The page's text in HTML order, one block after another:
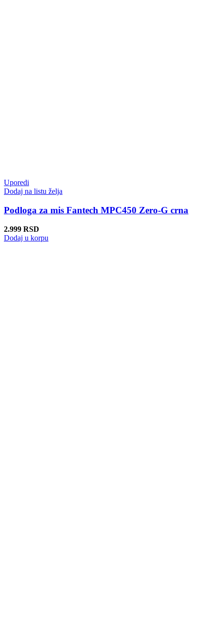
Uporedi
Dodaj na listu želja
Podloga za mis Fantech MPC450 Zero-G crna
2.999 RSD
Dodaj u korpu